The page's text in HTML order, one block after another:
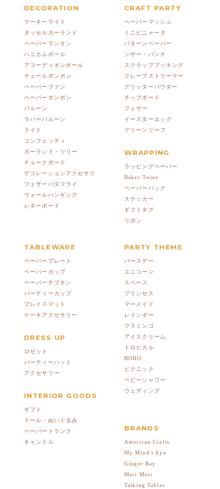
DECORATION
マーキーライト
タッセルガーランド
ペーパーランタン
ハニカムボール
アコーディオンボール
チュールポンポン
ペーパーファン
ペーパーポンポン
バルーン
ラバーバルーン
ライト
コンフェッティ
ガーランド・ツリー
チョークボード
デコレーションアクセサリ
フェザーバタフライ
ウォールハンギング
レターボード
CRAFT PARTY
ペーパーマッシュ
ミニピニャータ
パターンペーパー
シザー・パンチ
スクラップブッキング
クレープストリーマー
グリッターパウダー
チップボード
フェザー
イースターエッグ
グリーンリーフ
WRAPPING
ラッピングペーパー
Baker Twine
ペーパーバック
ステッカー
ギフトタグ
リボン
TABLEWARE
ペーパープレート
ペーパーカップ
ペーパーナプキン
パーティーカップ
プレイスマット
ケーキアクセサリー
DRESS UP
ロゼット
パーティーハット
アクセサリー
INTERIOR GOODS
ギフト
ドール・ぬいぐるみ
ペーパートランク
キャンドル
PARTY THEME
バースデー
ユニコーン
スペース
プリンセス
マーメイド
レインボー
フラミンゴ
アイスクリーム
トロピカル
BOHO
ピクニック
ベビーシャワー
ウェディング
BRANDS
American Crafts
My Mind's Eye
Ginger Ray
Meri Meri
Talking Tables